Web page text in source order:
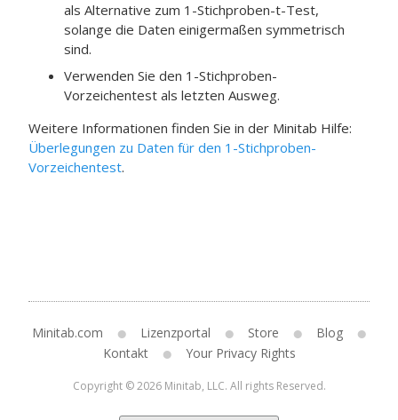
als Alternative zum 1-Stichproben-t-Test,
solange die Daten einigermaßen symmetrisch
sind.
Verwenden Sie den 1-Stichproben-
Vorzeichentest als letzten Ausweg.
Weitere Informationen finden Sie in der Minitab Hilfe:
Überlegungen zu Daten für den 1-Stichproben-
Vorzeichentest.
Minitab.com Lizenzportal Store
Blog
Kontakt
Your Privacy Rights
Copyright © 2026 Minitab, LLC. All rights Reserved.